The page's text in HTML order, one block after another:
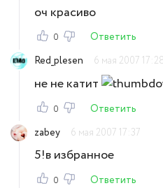
оч красиво
0
Ответить
Red_plesen
6 мая 2007
не не катит
0
Ответить
zabey
6 мая 2007 17:37
5!в избранное
0
Ответить